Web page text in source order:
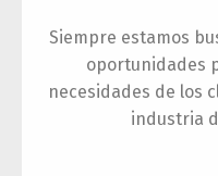
Siempre estamos
oportunidades
necesidades de los
industria